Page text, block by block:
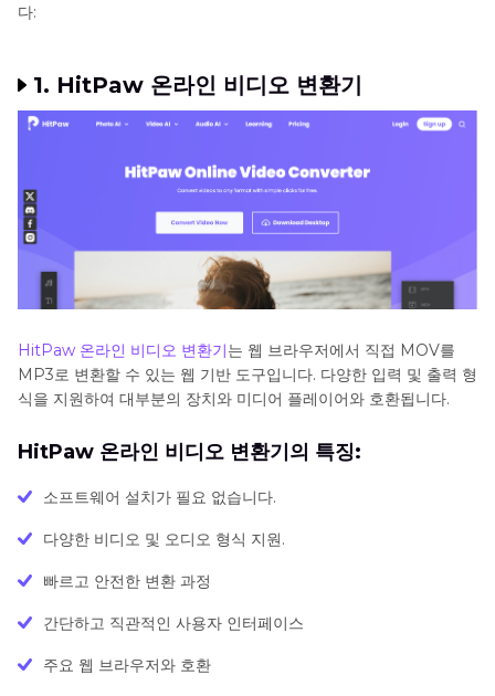
다:
1. HitPaw 온라인 비디오 변환기
HitPaw 온라인 비디오 변환기는 웹 브라우저에서 직접 MOV를
MP3로 변환할 수 있는 웹 기반 도구입니다. 다양한 입력 및 출력 형
식을 지원하여 대부분의 장치와 미디어 플레이어와 호환됩니다.
HitPaw 온라인 비디오 변환기의 특징:
소프트웨어 설치가 필요 없습니다.
다양한 비디오 및 오디오 형식 지원.
빠르고 안전한 변환 과정
간단하고 직관적인 사용자 인터페이스
주요 웹 브라우저와 호환